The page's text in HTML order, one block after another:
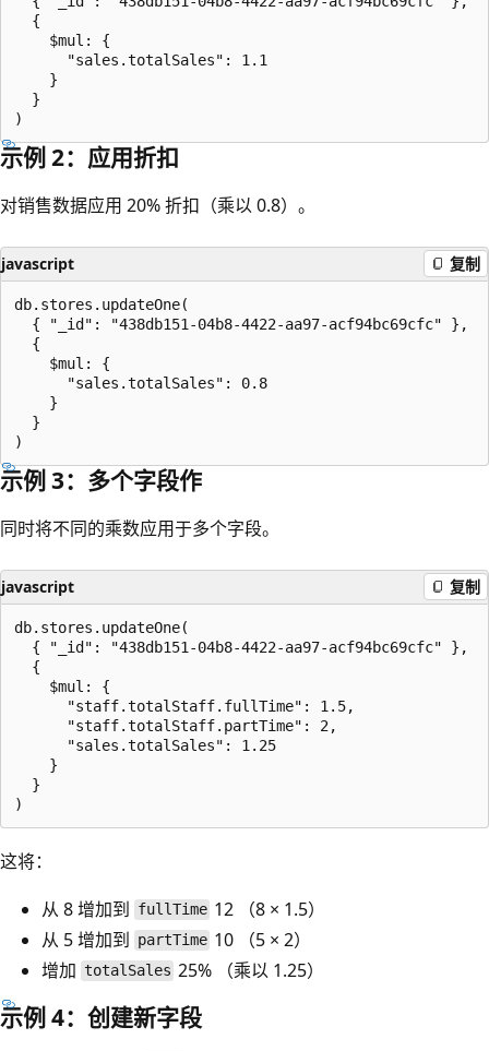
  {
    $mul: {
      "sales.totalSales": 1.1
    }
  }
示例 2：应用折扣
对销售数据应用 20% 折扣（乘以 0.8）。
javascript 复制
db.stores.updateOne(
  { "_id": "438db151-04b8-4422-aa97-acf94bc69cfc" },
  {
    $mul: {
      "sales.totalSales": 0.8
    }
  }
示例 3：多个字段作
同时将不同的乘数应用于多个字段。
javascript 复制
db.stores.updateOne(
  { "_id": "438db151-04b8-4422-aa97-acf94bc69cfc" },
  {
    $mul: {
      "staff.totalStaff.fullTime": 1.5,
      "staff.totalStaff.partTime": 2,
      "sales.totalSales": 1.25
    }
  }
这将：
从 8 增加到 fullTime 12 （8 × 1.5）
从 5 增加到 partTime 10 （5 × 2）
增加 totalSales 25% （乘以 1.25）
示例 4：创建新字段